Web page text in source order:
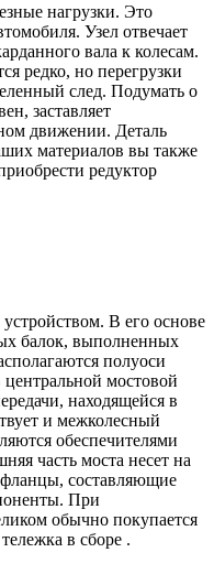
нагрузки. Это
Узел отвечает
вала к колесам.
редко, но перегрузки
след. Подумать о
заставляет
движении. Деталь
материалов вы также
редуктор
В его основе
балок, выполненных
полуоси
мостовой
находящейся в
и межколесный
обеспечителями
часть моста несет на
составляющие
При
обычно покупается
в сборе .